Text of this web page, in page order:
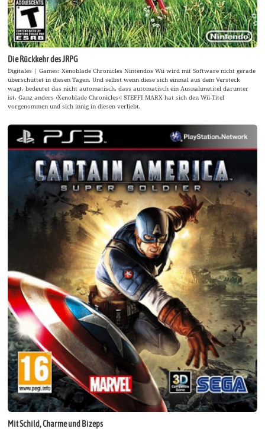
Die Rückkehr des JRPG
Digitales | Games: Xenoblade Chronicles Nintendos Wii wird mit Software nicht gerade
überschüttet in diesen Tagen. Und selbst wenn diese sich einmal aus dem Versteck
wagt, bedeutet das nicht automatisch, dass automatisch ein Ausnahmetitel darunter
ist. Ganz anders ›Xenoblade Chronicles‹! STEFFI MARX hat sich den Wii-Titel
vorgenommen und sich innig in diesen verliebt.
Mit Schild, Charme und Bizeps